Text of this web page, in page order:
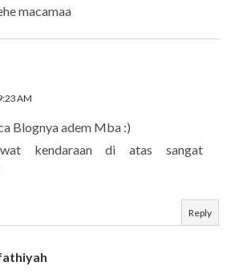
macamaa
AM
Blognya adem Mba :)
kendaraan di atas sangat
Reply